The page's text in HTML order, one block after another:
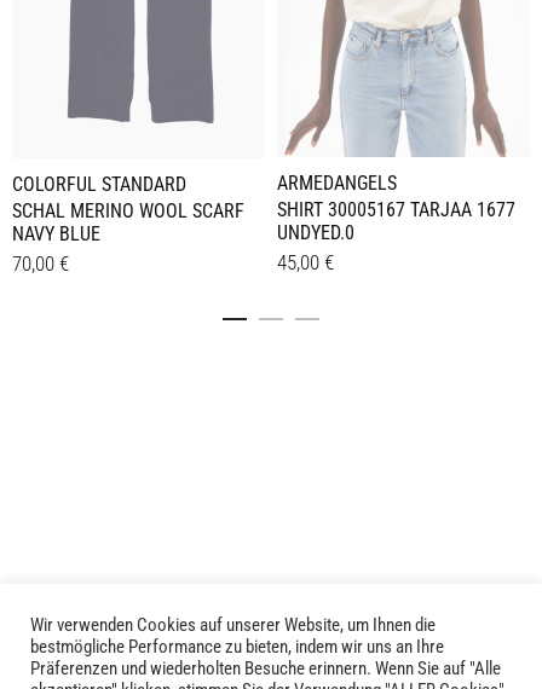
COLORFUL STANDARD
SCHAL MERINO WOOL SCARF
NAVY BLUE
70,00 €
ARMEDANGELS
SHIRT 30005167 TARJAA 1677
UNDYED.0
45,00 €
Produktseite
gewählt
werden
LIVID © 2024
Wir verwenden Cookies auf unserer Website, um Ihnen die
bestmögliche Performance zu bieten, indem wir uns an Ihre
Präferenzen und wiederholten Besuche erinnern. Wenn Sie auf "Alle